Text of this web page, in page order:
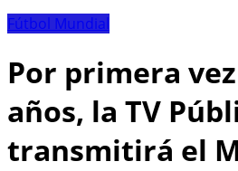
Fútbol Mundial
Por primera
años, la TV
transmitirá el